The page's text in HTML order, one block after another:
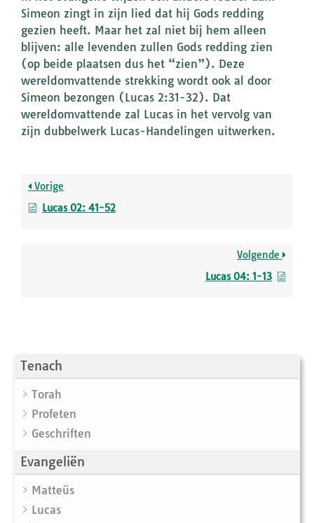
Tenach
Torah
Profeten
Geschriften
Evangeliën
Matteüs
Lucas
Simeon zingt in zijn lied dat hij Gods redding
gezien heeft. Maar het zal niet bij hem alleen
blijven: alle levenden zullen Gods redding zien
(op beide plaatsen dus het “zien”). Deze
wereldomvattende strekking wordt ook al door
Simeon bezongen (Lucas 2:31-32). Dat
wereldomvattende zal Lucas in het vervolg van
zijn dubbelwerk Lucas-Handelingen uitwerken.
Vorige
Lucas 02: 41-52
Volgende
Lucas 04: 1-13